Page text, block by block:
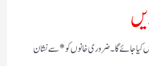
جائے گا۔ضروری خانوں کو*سے نشان